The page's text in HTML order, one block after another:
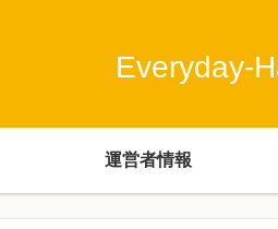
Everyday-
運営者情報